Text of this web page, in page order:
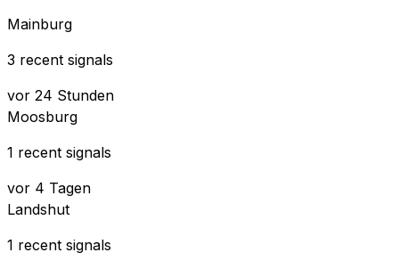
Mainburg
3 recent signals
vor 24 Stunden
Moosburg
1 recent signals
vor 4 Tagen
Landshut
1 recent signals